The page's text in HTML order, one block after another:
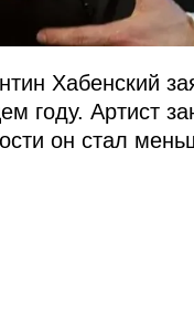
Хабенский
году. Артист
он стал